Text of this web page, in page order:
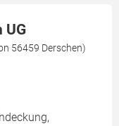
UG
56459 Derschen)